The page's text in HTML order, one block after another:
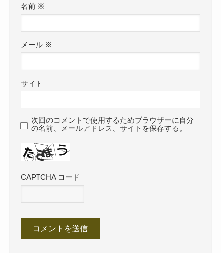
名前 ※
メール ※
サイト
次回のコメントで使用するためブラウザーに自分
の名前、メールアドレス、サイトを保存する。
CAPTCHA コード